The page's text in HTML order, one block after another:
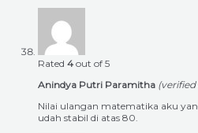
Rated 4 out of 5
Anindya Putri Paramitha
Nilai ulangan matematika aku
udah stabil di atas 80.